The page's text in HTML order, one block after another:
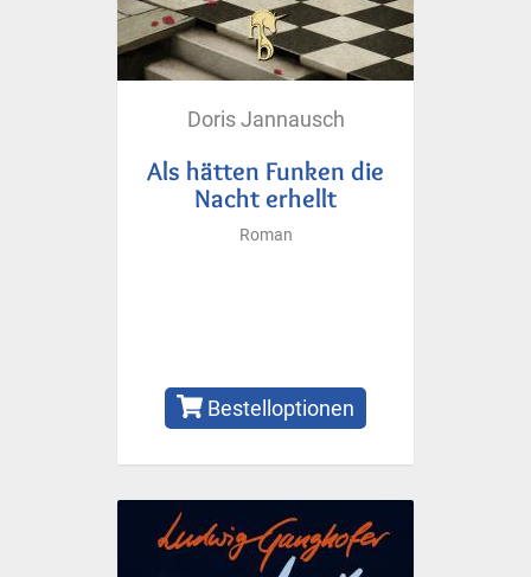
Doris Jannausch
Als hätten Funken die
Nacht erhellt
Roman
Bestelloptionen